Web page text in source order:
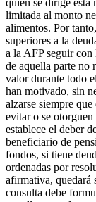
quien se dirige esta
limitada al monto
alimentos. Por
superiores a la
a la AFP seguir con
de aquella parte no
valor durante todo
han motivado, sin
alzarse siempre
evitar o se
establece el deber
beneficiario de
fondos, si tiene
ordenadas por
afirmativa, quedará
consulta debe